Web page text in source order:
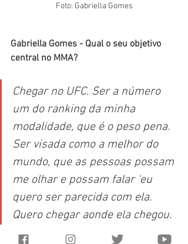
Foto: Gabriella Gomes
Gabriella Gomes - Qual o seu objetivo
central no MMA?
Chegar no UFC. Ser a número
um do ranking da minha
modalidade, que é o peso pena.
Ser visada como a melhor do
mundo, que as pessoas possam
me olhar e possam falar ‘eu
quero ser parecida com ela.
Quero chegar aonde ela chegou.
Se ela chegou, eu posso chegar